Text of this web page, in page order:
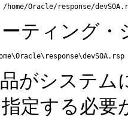
ティング
がシステ
定する必